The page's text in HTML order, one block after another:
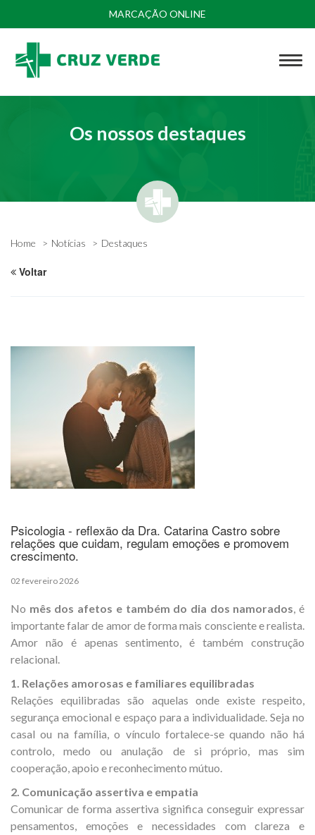
MARCAÇÃO ONLINE
Os nossos destaques
Home Notícias Destaques
Voltar
Psicologia - reflexão da Dra. Catarina Castro sobre
relações que cuidam, regulam emoções e promovem
crescimento.
02 fevereiro 2026
No mês dos afetos e também do dia dos namorados, é
importante falar de amor de forma mais consciente e realista.
Amor não é apenas sentimento, é também construção
relacional.
1. Relações amorosas e familiares equilibradas
Relações equilibradas são aquelas onde existe respeito,
segurança emocional e espaço para a individualidade. Seja no
casal ou na família, o vínculo fortalece-se quando não há
controlo, medo ou anulação de si próprio, mas sim
cooperação, apoio e reconhecimento mútuo.
2. Comunicação assertiva e empatia
Comunicar de forma assertiva significa conseguir expressar
pensamentos, emoções e necessidades com clareza e